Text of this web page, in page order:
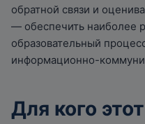
обратной связи и
— обеспечить наиболее
образовательный
информационно-
Для кого